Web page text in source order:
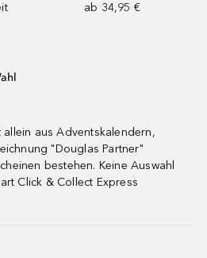
ab 34,95 €
aus Adventskalendern,
"Douglas Partner"
bestehen. Keine Auswahl
Click & Collect Express